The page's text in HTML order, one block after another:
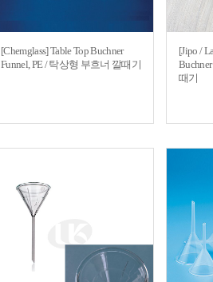
[Chemglass] Table Top Buchner
Funnel, PE / 탁상형 부흐너 깔때기
[Jipo /
때기